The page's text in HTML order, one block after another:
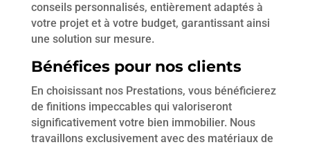
conseils personnalisés, entièrement adaptés à
votre projet et à votre budget, garantissant ainsi
une solution sur mesure.
Bénéfices pour nos clients
En choisissant nos Prestations, vous bénéficierez
de finitions impeccables qui valoriseront
significativement votre bien immobilier. Nous
travaillons exclusivement avec des matériaux de